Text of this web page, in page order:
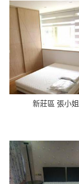
新莊區 張小姐